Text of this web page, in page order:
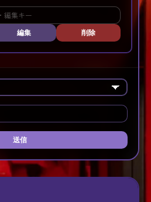
編集 削除
送信